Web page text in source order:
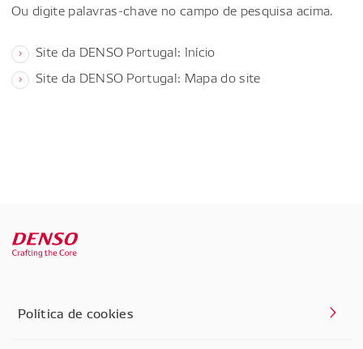
Ou digite palavras-chave no campo de pesquisa acima.
Site da DENSO Portugal: Início
Site da DENSO Portugal: Mapa do site
Política de cookies